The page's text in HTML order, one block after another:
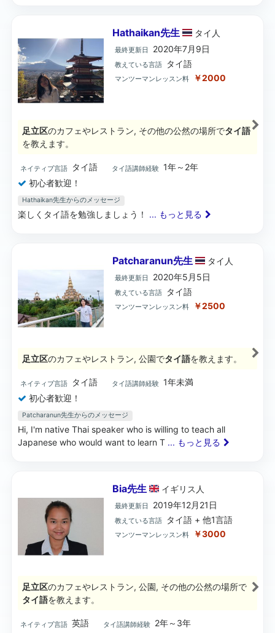
Hathaikan先生 タイ 人
最終更新日 2020年7月9日
教えている言語 タイ語
マンツーマンレッスン料 ￥2000
足立区のカフェやレストラン, その他の公然の場所でタイ語
を教えます。
ネイティブ言語 タイ語 タイ語講師経験 1年～2年
初心者歓迎！
Hathaikan先生からのメッセージ
楽しくタイ語を勉強しましょう！ ... もっと見る
Patcharanun先生 タイ 人
最終更新日 2020年5月5日
教えている言語 タイ語
マンツーマンレッスン料 ￥2500
足立区のカフェやレストラン, 公園でタイ語を教えます。
ネイティブ言語 タイ語 タイ語講師経験 1年未満
初心者歓迎！
Patcharanun先生からのメッセージ
Hi, I'm native Thai speaker who is willing to teach all
Japanese who would want to learn T ... もっと見る
Bia先生 イギリス 人
最終更新日 2019年12月21日
教えている言語 タイ語 + 他1言語
マンツーマンレッスン料 ￥3000
足立区のカフェやレストラン, 公園, その他の公然の場所で
タイ語を教えます。
ネイティブ言語 英語 タイ語講師経験
2年～3年